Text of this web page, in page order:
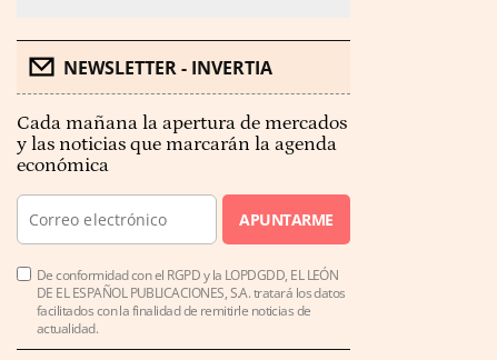
NEWSLETTER - INVERTIA
Cada mañana la apertura de mercados
y las noticias que marcarán la agenda
económica
APUNTARME
De conformidad con el RGPD y la LOPDGDD, EL LEÓN
DE EL ESPAÑOL PUBLICACIONES, S.A. tratará los datos
facilitados con la finalidad de remitirle noticias de
actualidad.